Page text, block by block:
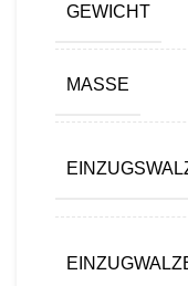
GEWICHT
MASSE